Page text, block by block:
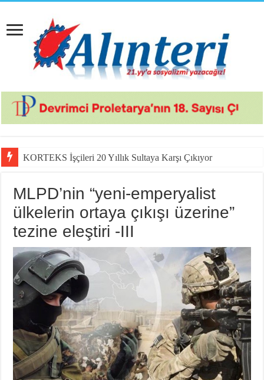
KORTEKS İşçileri 20 Yıllık Sultaya Karşı Çıkıyor
MLPD’nin “yeni-emperyalist
ülkelerin ortaya çıkışı üzerine”
tezine eleştiri -III